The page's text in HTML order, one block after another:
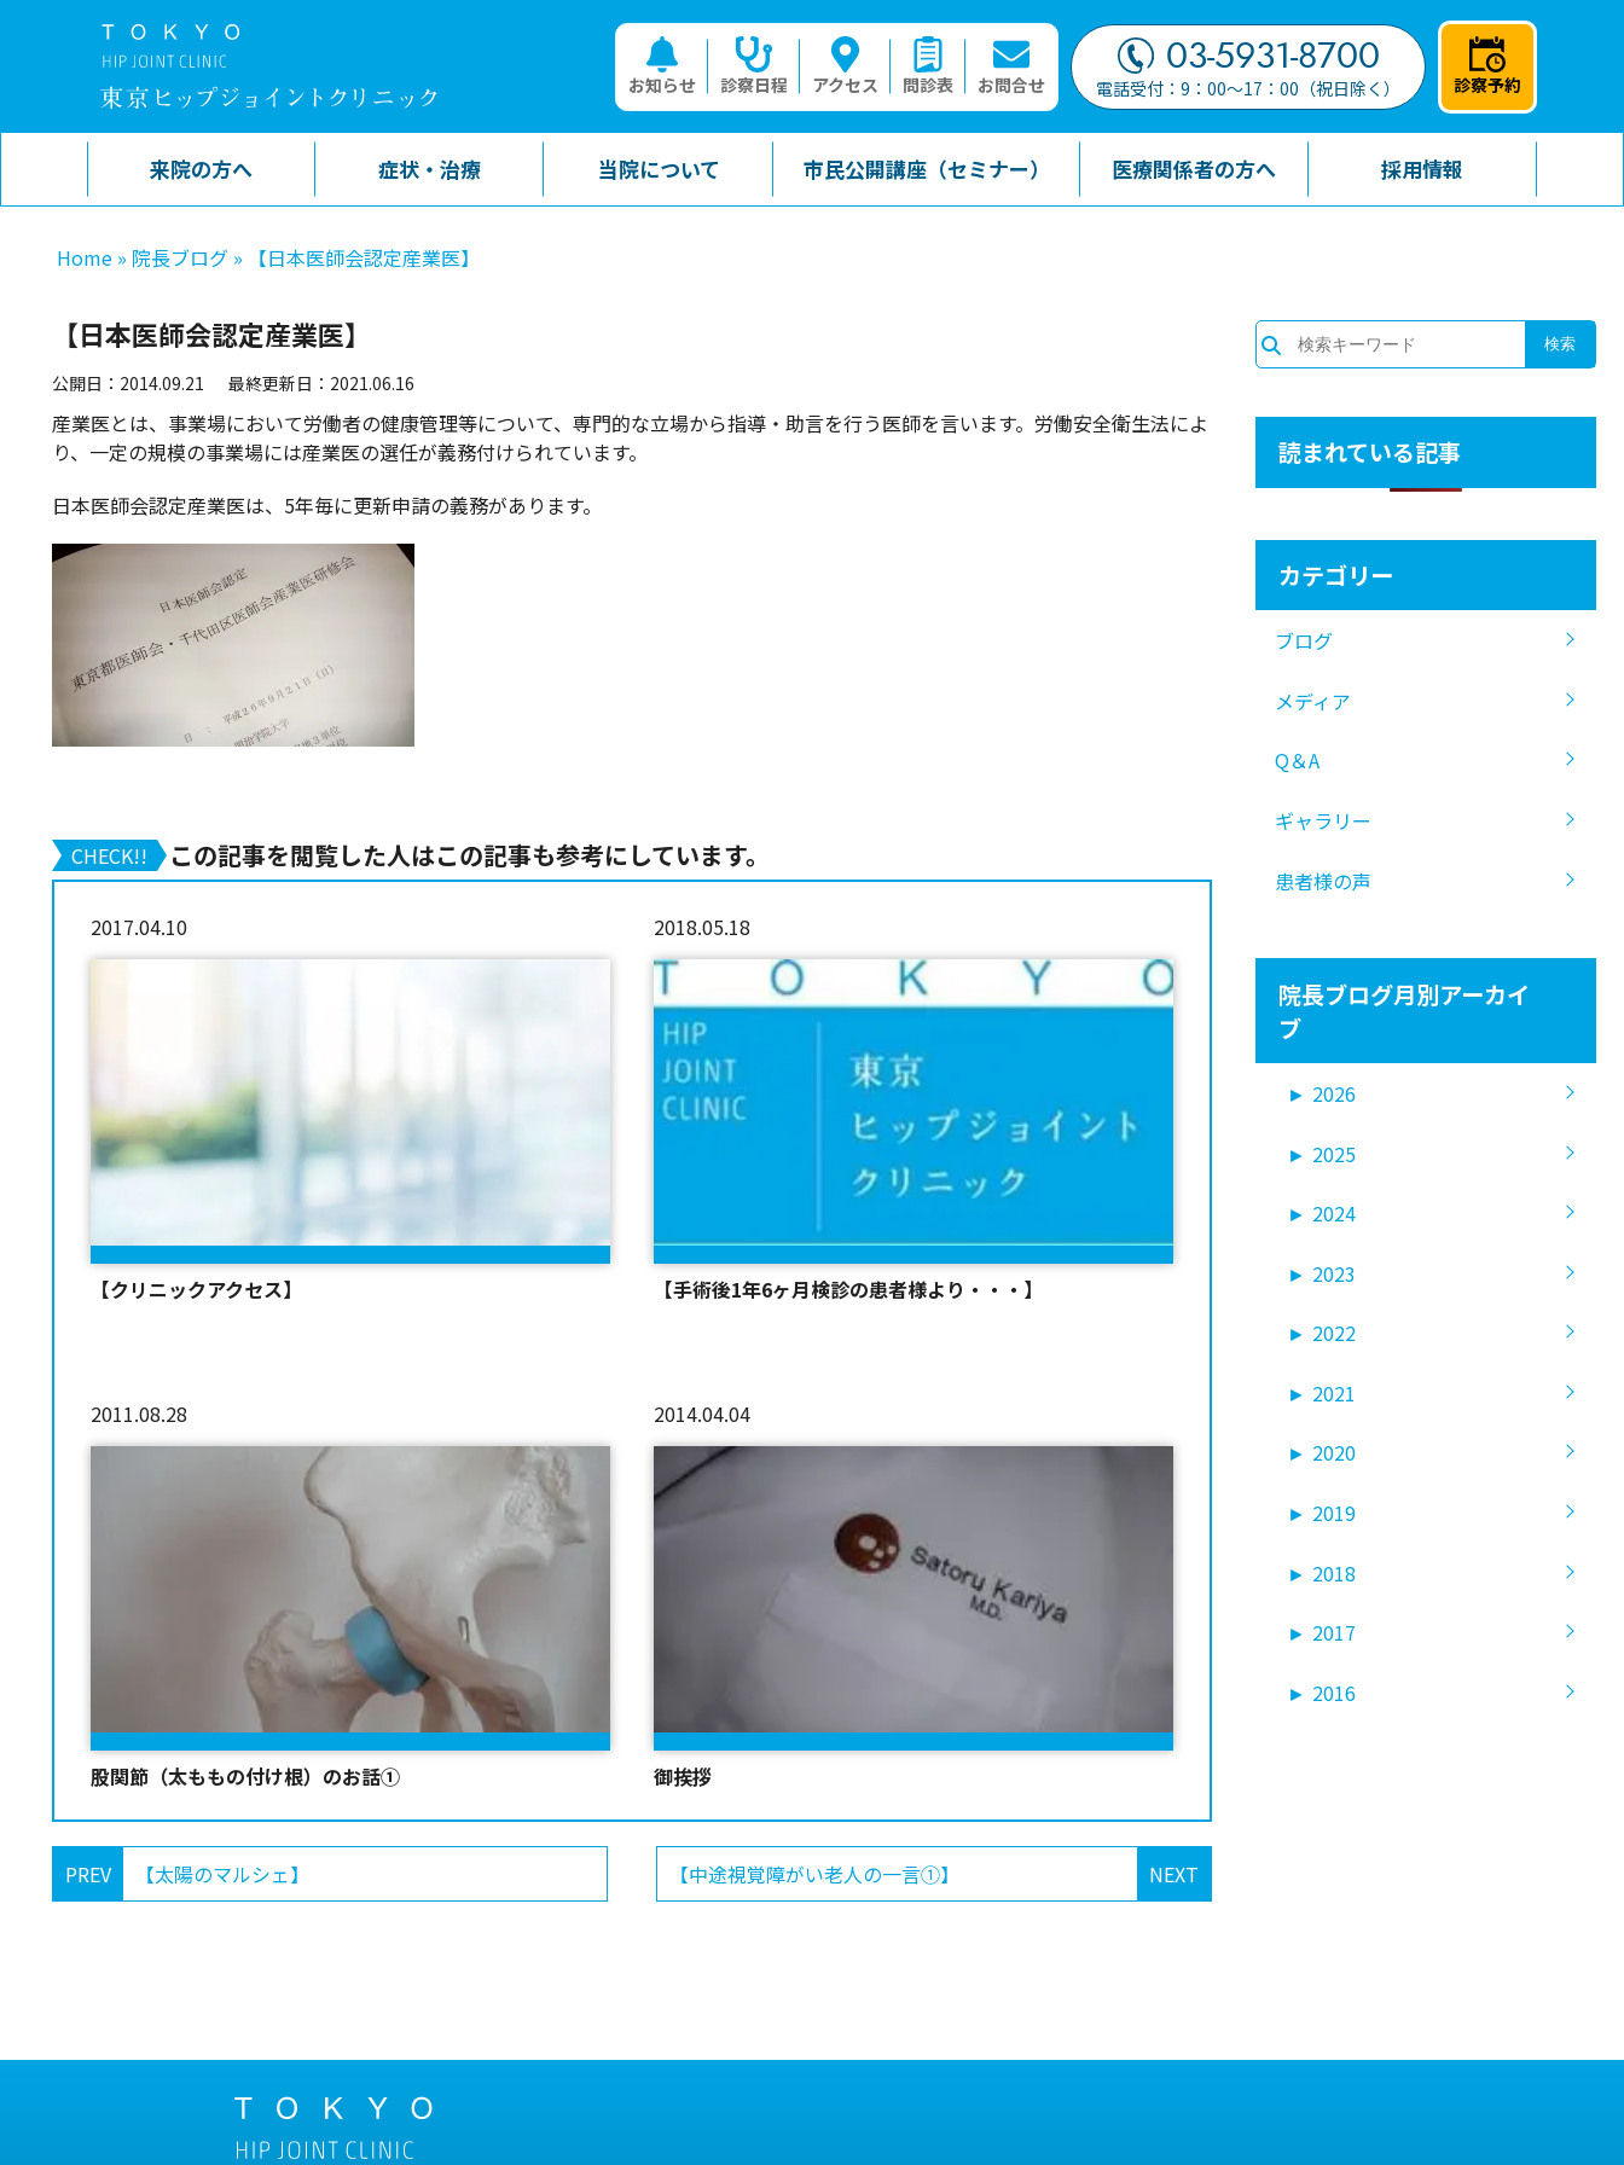
03-5931-8700
電話受付：9：00～17：00（祝日除く） 診察予約
お知らせ 診察日程 アクセス 問診表 お問合せ
来院の方へ 症状・治療 当院について 市民公開講座（セミナー） 医療関係者の方へ 採用情報
Home » 院長ブログ » 【日本医師会認定産業医】
【日本医師会認定産業医】
公開日：2014.09.21 最終更新日：2021.06.16
産業医とは、事業場において労働者の健康管理等について、専門的な立場から指導・助言を行う医師を言います。労働安全衛生法によ
り、一定の規模の事業場には産業医の選任が義務付けられています。
日本医師会認定産業医は、5年毎に更新申請の義務があります。
CHECK!! この記事を閲覧した人はこの記事も参考にしています。
2017.04.10
【クリニックアクセス】
2018.05.18
【手術後1年6ヶ月検診の患者様より・・・】
2011.08.28
股関節（太ももの付け根）のお話①
2014.04.04
御挨拶
PREV 【太陽のマルシェ】 NEXT
【中途視覚障がい老人の一言①】
読まれている記事
カテゴリー
ブログ
メディア
Q＆A
ギャラリー
患者様の声
院長ブログ月別アーカイ
ブ
► 2026
► 2025
► 2024
► 2023
► 2022
► 2021
► 2020
► 2019
► 2018
► 2017
► 2016